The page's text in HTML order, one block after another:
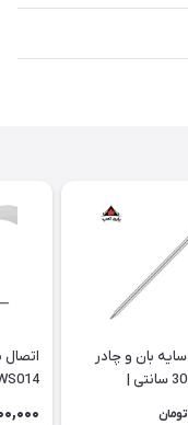
بان و چادر
نیچرهایک 30 سانتی |
تومان